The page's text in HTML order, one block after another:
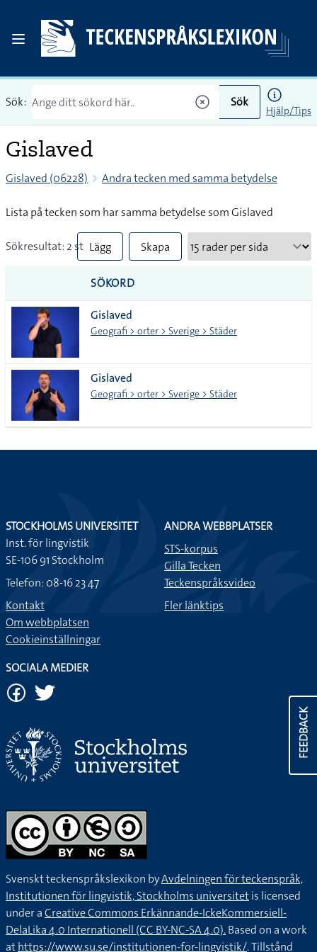
Sök: Sök
Hjälp/Tips
Gislaved
Gislaved (06228) Andra tecken med samma betydelse
Lista på tecken som har samma betydelse som Gislaved
Sökresultat: 2 st Lägg
till
alla i
lista
Skapa
SÖKORD
Gislaved
Geografi > orter > Sverige > Städer
Gislaved
Geografi > orter > Sverige > Städer
FEEDBACK
STOCKHOLMS UNIVERSITET
Inst. för lingvistik
SE-106 91 Stockholm
Telefon: 08-16 23 47
Kontakt
Om webbplatsen
Cookieinställningar
ANDRA WEBBPLATSER
STS-korpus
Gilla Tecken
Teckenspråksvideo
Fler länktips
SOCIALA MEDIER
Svenskt teckenspråkslexikon byAvdelningen för teckenspråk,
Institutionen för lingvistik, Stockholms universitetis licensed
under aCreative Commons Erkännande-IckeKommersiell-
DelaLika 4.0 Internationell (CC BY-NC-SA 4.0).Based on a work
athttps://www.su.se/institutionen-for-lingvistik/. Tillstånd